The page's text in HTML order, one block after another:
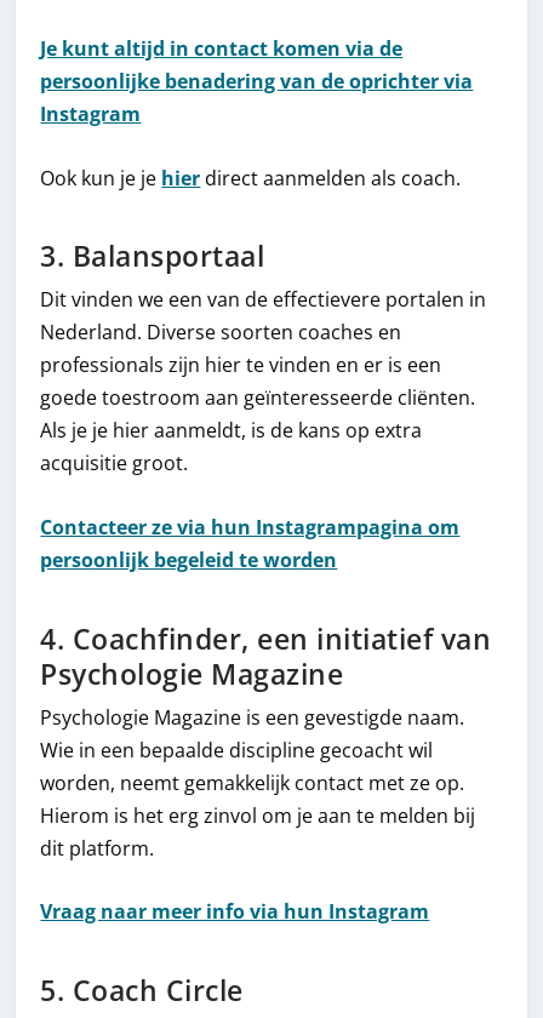
Je kunt altijd in contact komen via de
persoonlijke benadering van de oprichter via
Instagram
Ook kun je je hier direct aanmelden als coach.
3. Balansportaal
Dit vinden we een van de effectievere portalen in
Nederland. Diverse soorten coaches en
professionals zijn hier te vinden en er is een
goede toestroom aan geïnteresseerde cliënten.
Als je je hier aanmeldt, is de kans op extra
acquisitie groot.
Contacteer ze via hun Instagrampagina om
persoonlijk begeleid te worden
4. Coachfinder, een initiatief van
Psychologie Magazine
Psychologie Magazine is een gevestigde naam.
Wie in een bepaalde discipline gecoacht wil
worden, neemt gemakkelijk contact met ze op.
Hierom is het erg zinvol om je aan te melden bij
dit platform.
Vraag naar meer info via hun Instagram
5. Coach Circle